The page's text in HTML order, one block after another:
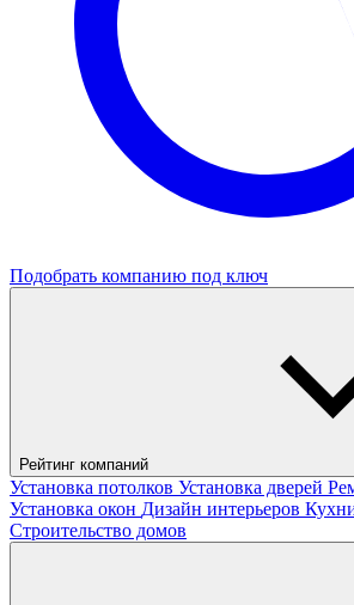
Подобрать компанию под ключ
Рейтинг компаний
Установка потолков Установка дверей
Установка окон Дизайн интерьеров
Строительство домов